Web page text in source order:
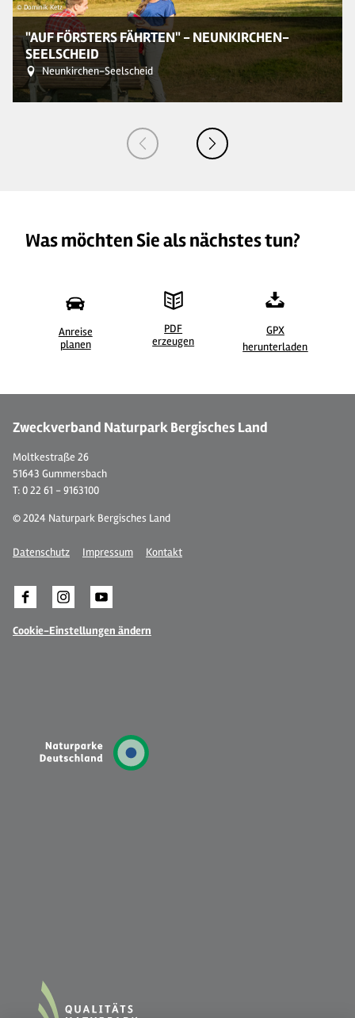
© Dominik Ketz
"AUF FÖRSTERS FÄHRTEN" - NEUNKIRCHEN-
SEELSCHEID
Neunkirchen-Seelscheid
| Dominik Ketz
Was möchten Sie als nächstes tun?
Anreise
planen
PDF
erzeugen
GPX
herunterladen
Zweckverband Naturpark Bergisches Land
Moltkestraße 26
51643 Gummersbach
T: 0 22 61 - 9163100
© 2024 Naturpark Bergisches Land
Datenschutz Impressum Kontakt
Cookie-Einstellungen ändern